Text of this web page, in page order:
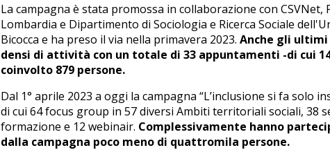
La campagna è stata promossa in collaborazione con CSVNet,
Lombardia e Dipartimento di Sociologia e Ricerca Sociale
Bicocca e ha preso il via nella primavera 2023. Anche gli
densi di attività con un totale di 33 appuntamenti -di cui
coinvolto 879 persone.
Dal 1° aprile 2023 a oggi la campagna “L’inclusione si fa solo
di cui 64 focus group in 57 diversi Ambiti territoriali sociali, 38
formazione e 12 webinair. Complessivamente hanno
dalla campagna poco meno di quattromila persone.